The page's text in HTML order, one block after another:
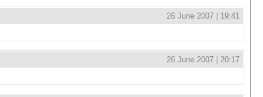
26 June 2007 | 19:41
26 June 2007 | 20:17